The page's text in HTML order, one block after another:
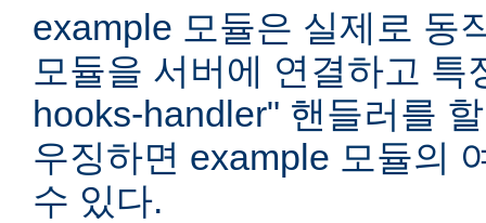
example 모듈은 실제로 동
모듈을 서버에 연결하고 특
hooks-handler" 핸들러를
우징하면 example 모듈의
수 있다.